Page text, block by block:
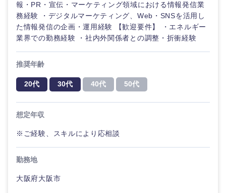
報・PR・宣伝・マーケティング領域における情報発信業
務経験 ・デジタルマーケティング、Web・SNSを活用し
た情報発信の企画・運用経験 【歓迎要件】 ・エネルギー
業界での勤務経験 ・社内外関係者との調整・折衝経験
推奨年齢
20代 30代 40代 50代
想定年収
※ご経験、スキルにより応相談
勤務地
大阪府大阪市